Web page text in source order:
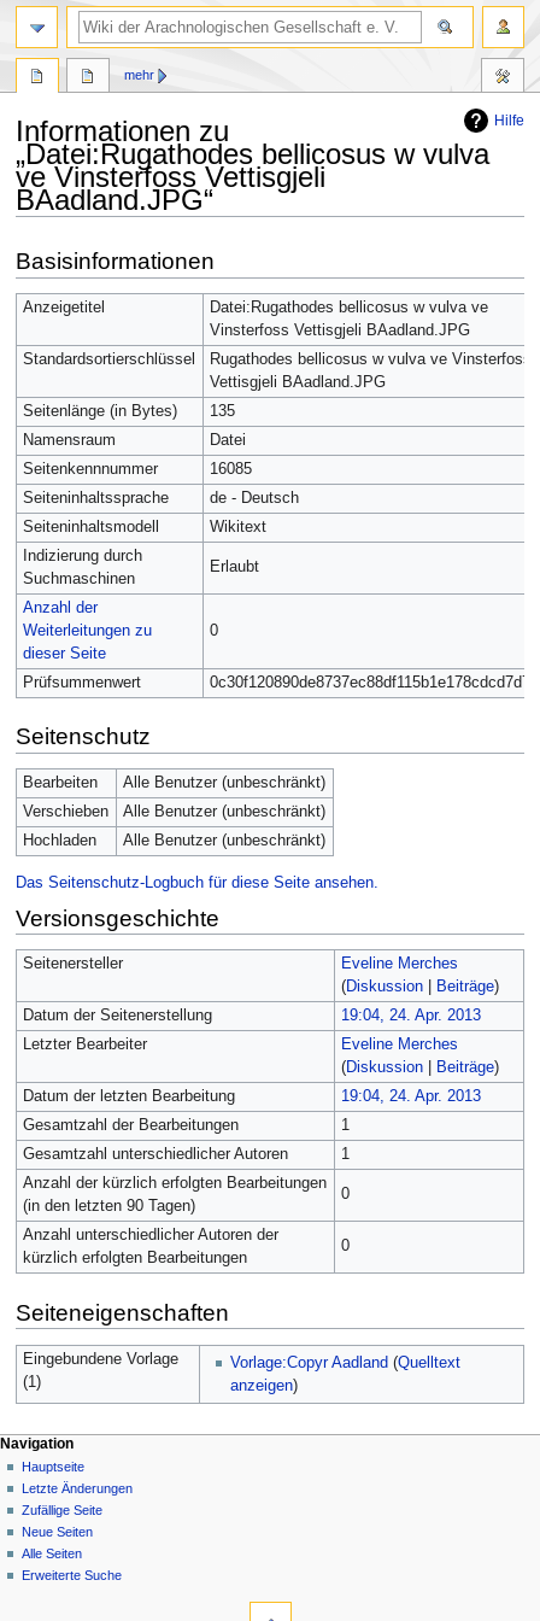
Hilfe
Informationen zu
„Datei:Rugathodes bellicosus w vulva
ve Vinsterfoss Vettisgjeli
BAadland.JPG“
Navigation
springen
Suche
springen
Basisinformationen
Anzeigetitel
Datei:Rugathodes bellicosus w vulva ve
Vinsterfoss Vettisgjeli BAadland.JPG
Standardsortierschlüssel
Rugathodes bellicosus w vulva ve Vinsterfoss
Vettisgjeli BAadland.JPG
Seitenlänge (in Bytes)
135
Namensraum
Datei
Seitenkennnummer
16085
Seiteninhaltssprache
de - Deutsch
Seiteninhaltsmodell
Wikitext
Indizierung durch
Suchmaschinen
Erlaubt
Anzahl der
Weiterleitungen zu
dieser Seite
0
Prüfsummenwert 0c30f120890de8737ec88df115b1e178cdcd7d7b
Seitenschutz
Bearbeiten
Alle Benutzer (unbeschränkt)
Verschieben
Alle Benutzer (unbeschränkt)
Hochladen
Alle Benutzer (unbeschränkt)
Das Seitenschutz-Logbuch für diese Seite ansehen.
Versionsgeschichte
Seitenersteller
Eveline Merches
(Diskussion| Beiträge)
Datum der Seitenerstellung
19:04, 24. Apr. 2013
Letzter Bearbeiter
Eveline Merches
(Diskussion| Beiträge)
Datum der letzten Bearbeitung
19:04, 24. Apr. 2013
Gesamtzahl der Bearbeitungen
1
Gesamtzahl unterschiedlicher Autoren
1
Anzahl der kürzlich erfolgten Bearbeitungen
(in den letzten 90 Tagen)
0
Anzahl unterschiedlicher Autoren der
kürzlich erfolgten Bearbeitungen
0
Seiteneigenschaften
Eingebundene Vorlage
(1)
Vorlage:Copyr Aadland (Quelltext
anzeigen)
mehr
Navigation
Hauptseite
Letzte Änderungen
Zufällige Seite
Neue Seiten
Alle Seiten
Erweiterte Suche